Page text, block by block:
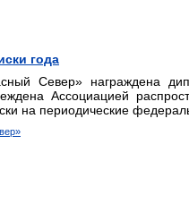
года
Север» награждена
Ассоциацией
на периодические